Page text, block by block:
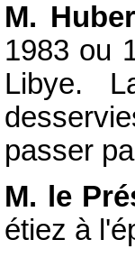
M.
1983 ou
Libye.
passer
M. le
étiez à